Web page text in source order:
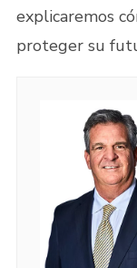
explicaremos
proteger su